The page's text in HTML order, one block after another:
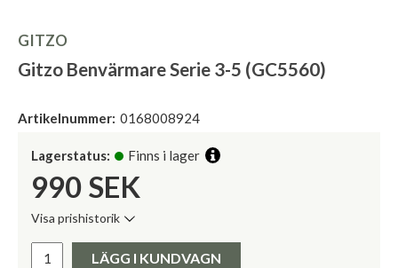
GITZO
Gitzo Benvärmare Serie 3-5 (GC5560)
Artikelnummer: 0168008924
Lagerstatus: Finns i lager
990 SEK
Visa prishistorik
Pris:
LÄGG I KUNDVAGN